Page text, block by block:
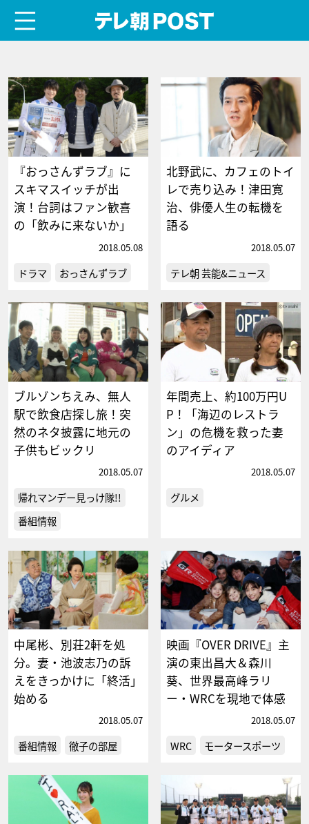
『おっさんずラブ』に
スキマスイッチが出
演！台詞はファン歓喜
の「飲みに来ないか」
2018.05.08
ドラマ おっさんずラブ
北野武に、カフェのトイ
レで売り込み！津田寛
治、俳優人生の転機を
語る
2018.05.07
テレ朝 芸能&ニュース
ブルゾンちえみ、無人
駅で飲食店探し旅！突
然のネタ披露に地元の
子供もビックリ
2018.05.07
帰れマンデー見っけ隊!!
番組情報
年間売上、約100万円U
P！「海辺のレストラ
ン」の危機を救った妻
のアイディア
2018.05.07
グルメ
中尾彬、別荘2軒を処
分。妻・池波志乃の訴
えをきっかけに「終活」
始める
2018.05.07
番組情報 徹子の部屋
映画『OVER DRIVE』主
演の東出昌大＆森川
葵、世界最高峰ラリ
ー・WRCを現地で体感
2018.05.07
WRC モータースポーツ